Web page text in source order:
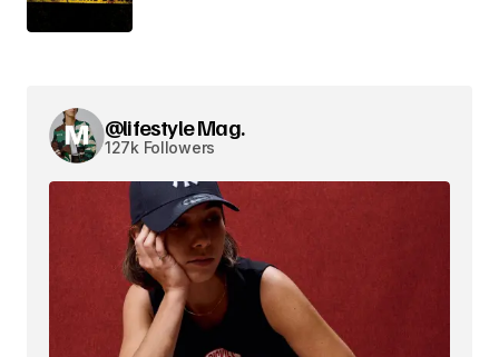
@lifestyle Mag.
127k Followers